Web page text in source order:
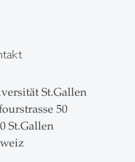
St.Gallen
50
St.Gallen